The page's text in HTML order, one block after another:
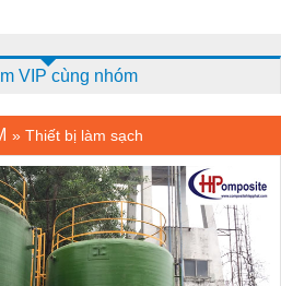
VIP cùng nhóm
» Thiết bị làm sạch